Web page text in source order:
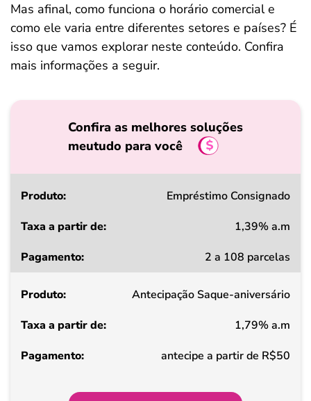
Mas afinal, como funciona o horário comercial e
como ele varia entre diferentes setores e países? É
isso que vamos explorar neste conteúdo. Confira
mais informações a seguir.
Confira as melhores soluções
meutudo para você
Produto
a
de
Pagamento
Empréstimo Consignado
1,39% a.m
2 a 108 parcelas
Antecipação Saque-aniversário
1,79% a.m
antecipe a partir de R$50